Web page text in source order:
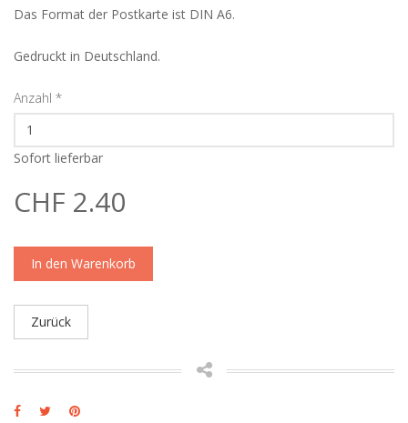
Das Format der Postkarte ist DIN A6.
Gedruckt in Deutschland.
Anzahl *
Sofort lieferbar
CHF 2.40
In den Warenkorb
Zurück